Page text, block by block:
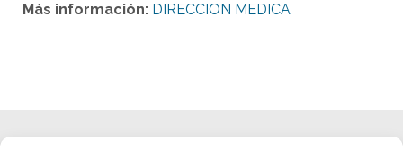
Más información: DIRECCION MEDICA